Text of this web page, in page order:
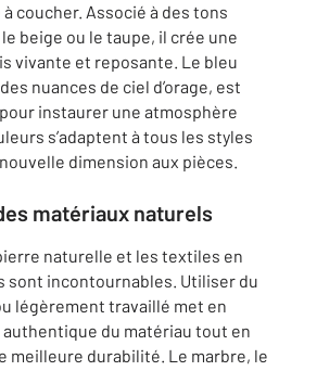
coucher. Associé à des tons
beige ou le taupe, il crée une
vivante et reposante. Le bleu
nuances de ciel d’orage, est
instaurer une atmosphère
s’adaptent à tous les styles
dimension aux pièces.
matériaux naturels
naturelle et les textiles en
sont incontournables. Utiliser du
légèrement travaillé met en
du matériau tout en
meilleure durabilité. Le marbre, le